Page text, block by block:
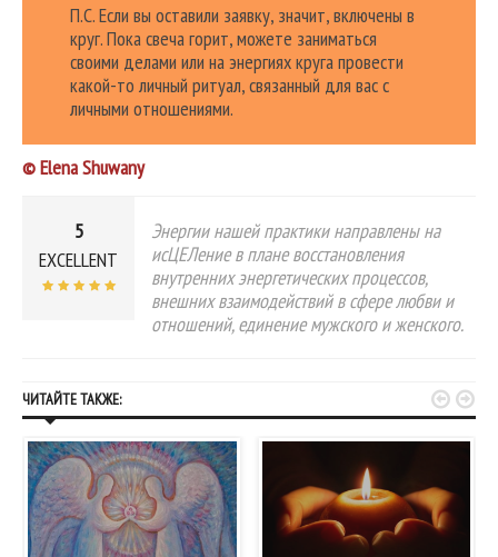
П.С. Если вы оставили заявку, значит, включены в
круг. Пока свеча горит, можете заниматься
своими делами или на энергиях круга провести
какой-то личный ритуал, связанный для вас с
личными отношениями.
© Elena Shuwany
5
EXCELLENT
Энергии нашей практики направлены на
исЦЕЛение в плане восстановления
внутренних энергетических процессов,
внешних взаимодействий в сфере любви и
отношений, единение мужского и женского.
ЧИТАЙТЕ ТАКЖЕ:  